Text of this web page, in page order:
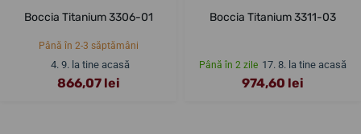
Boccia Titanium 3306-01
Până în 2-3 săptămâni
4. 9. la tine acasă
866,07 lei
Boccia Titanium 3311-03
Până în 2 zile 17. 8. la tine acasă
974,60 lei